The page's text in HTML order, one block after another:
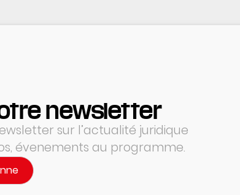
newsletter
sur l’actualité juridique
évenements au programme.